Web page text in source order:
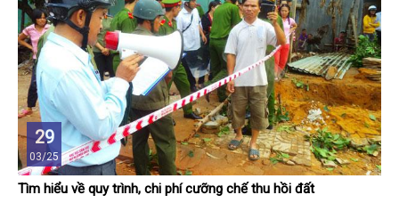
29
03/25
Tìm hiểu về quy trình, chi phí cưỡng chế thu hồi đất